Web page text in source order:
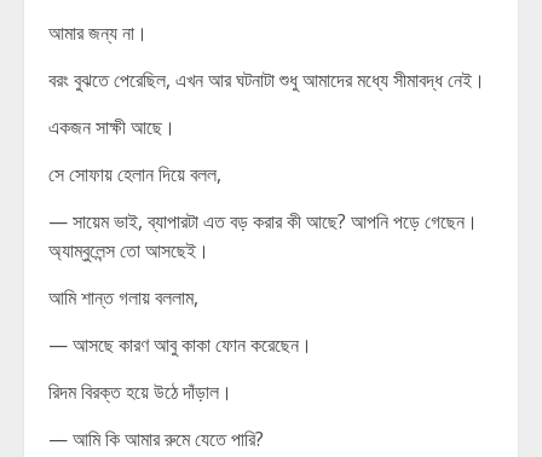
আমার জন্য না।
বরং বুঝতে পেরেছিল, এখন আর ঘটনাটা শুধু আমাদের মধ্যে সীমাবদ্ধ নেই।
একজন সাক্ষী আছে।
সে সোফায় হেলান দিয়ে বলল,
— সায়েম ভাই, ব্যাপারটা এত বড় করার কী আছে? আপনি পড়ে গেছেন।
অ্যাম্বুলেন্স তো আসছেই।
আমি শান্ত গলায় বললাম,
— আসছে কারণ আবু কাকা ফোন করেছেন।
রিদম বিরক্ত হয়ে উঠে দাঁড়াল।
— আমি কি আমার রুমে যেতে পারি?